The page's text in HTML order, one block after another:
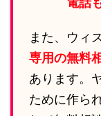
また、ウィ
専用の無料
あります。
ために作ら